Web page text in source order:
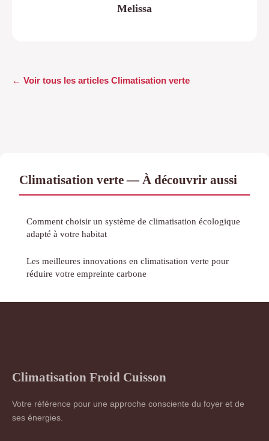
Melissa
← Voir tous les articles Climatisation verte
Climatisation verte — À découvrir aussi
Comment choisir un système de climatisation écologique
adapté à votre habitat
Les meilleures innovations en climatisation verte pour
réduire votre empreinte carbone
Climatisation Froid Cuisson
Votre référence pour une approche consciente du foyer et de
ses énergies.